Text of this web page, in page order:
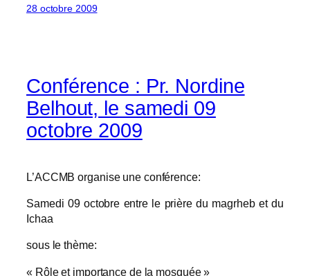
28 octobre 2009
Conférence : Pr. Nordine
Belhout, le samedi 09
octobre 2009
L’ACCMB organise une conférence:
Samedi 09 octobre entre le prière du magrheb et du
Ichaa
sous le thème:
« Rôle et importance de la mosquée »